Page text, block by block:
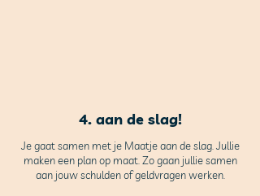
4. aan de slag!
Je gaat samen met je Maatje aan de slag. Jullie
maken een plan op maat. Zo gaan jullie samen
aan jouw schulden of geldvragen werken.